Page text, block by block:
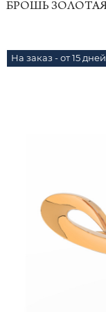
БРОШЬ ЗОЛОТАЯ
На заказ - от 15 дней